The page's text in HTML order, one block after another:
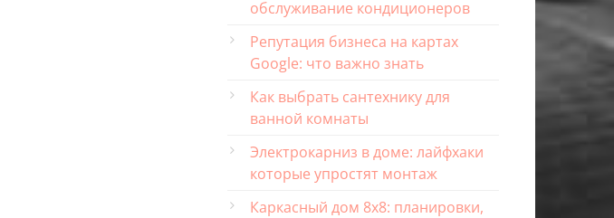
обслуживание кондиционеров
Репутация бизнеса на картах
Google: что важно знать
Как выбрать сантехнику для
ванной комнаты
Электрокарниз в доме: лайфхаки
которые упростят монтаж
Каркасный дом 8х8: планировки,